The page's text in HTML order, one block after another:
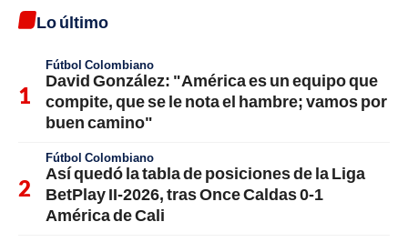
Lo último
Fútbol Colombiano
David González: "América es un equipo que
compite, que se le nota el hambre; vamos por
buen camino"
Fútbol Colombiano
Así quedó la tabla de posiciones de la Liga
BetPlay II-2026, tras Once Caldas 0-1
América de Cali